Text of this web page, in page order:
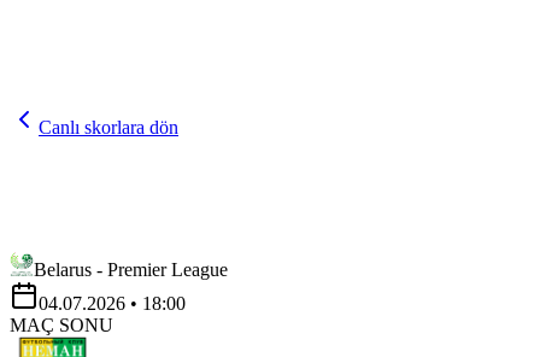
Canlı skorlara dön
Belarus - Premier League
04.07.2026 • 18:00
MAÇ SONU